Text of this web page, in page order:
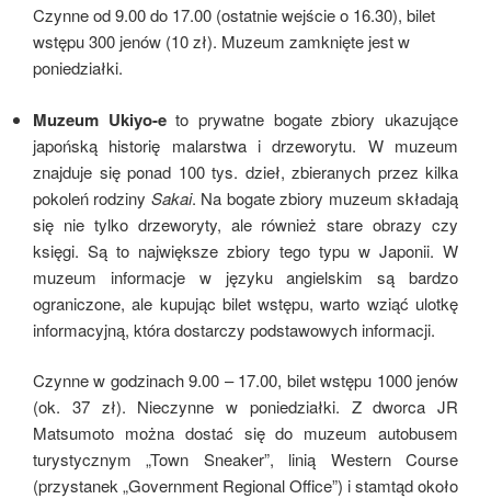
Czynne od 9.00 do 17.00 (ostatnie wejście o 16.30), bilet
wstępu 300 jenów (10 zł). Muzeum zamknięte jest w
poniedziałki.
Muzeum Ukiyo-eto prywatne bogate zbiory ukazujące
japońską historię malarstwa i drzeworytu. W muzeum
znajduje się ponad 100 tys. dzieł, zbieranych przez kilka
pokoleń rodziny Sakai. Na bogate zbiory muzeum składają
się nie tylko drzeworyty, ale również stare obrazy czy
księgi. Są to największe zbiory tego typu w Japonii. W
muzeum informacje w języku angielskim są bardzo
ograniczone, ale kupując bilet wstępu, warto wziąć ulotkę
informacyjną, która dostarczy podstawowych informacji.
Czynne w godzinach 9.00 – 17.00, bilet wstępu 1000 jenów
(ok. 37 zł). Nieczynne w poniedziałki. Z dworca JR
Matsumoto można dostać się do muzeum autobusem
turystycznym „Town Sneaker”, linią Western Course
(przystanek „Government Regional Office”) i stamtąd około